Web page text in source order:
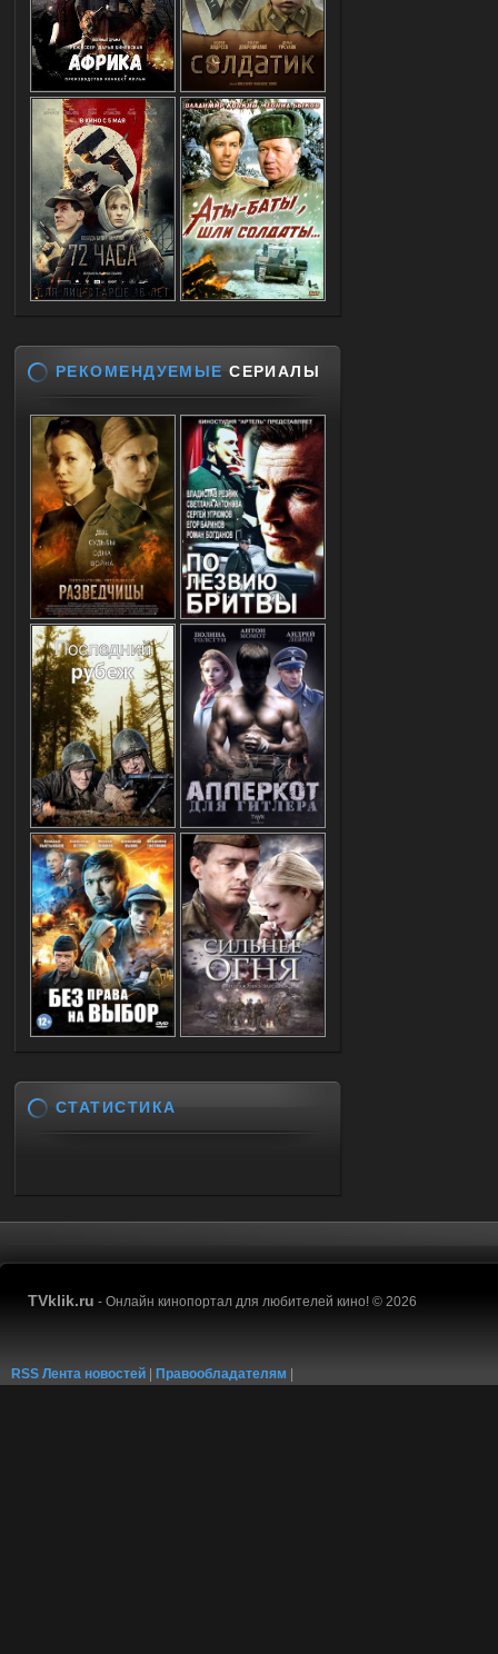
РЕКОМЕНДУЕМЫЕ СЕРИАЛЫ
СТАТИСТИКА
TVklik.ru - Онлайн кинопортал для любителей кино! © 2026
RSS Лента новостей Правообладателям